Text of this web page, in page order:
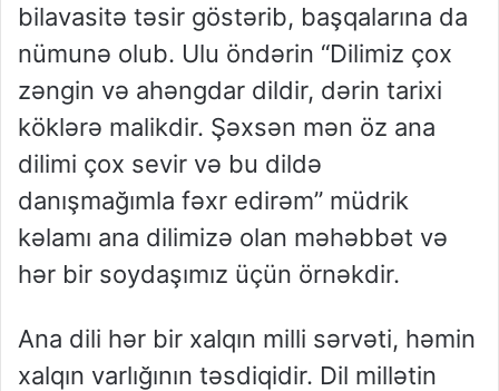
bilavasitə təsir göstərib, başqalarına da
nümunə olub. Ulu öndərin “Dilimiz çox
zəngin və ahəngdar dildir, dərin tarixi
köklərə malikdir. Şəxsən mən öz ana
dilimi çox sevir və bu dildə
danışmağımla fəxr edirəm” müdrik
kəlamı ana dilimizə olan məhəbbət və
hər bir soydaşımız üçün örnəkdir.
Ana dili hər bir xalqın milli sərvəti, həmin
xalqın varlığının təsdiqidir. Dil millətin